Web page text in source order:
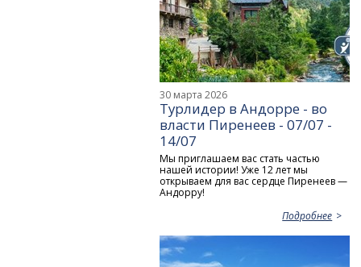
30 марта 2026
Турлидер в Андорре - во
власти Пиренеев - 07/07 -
14/07
Мы приглашаем вас стать частью
нашей истории! Уже 12 лет мы
открываем для вас сердце Пиренеев —
Андорру!
Подробнее